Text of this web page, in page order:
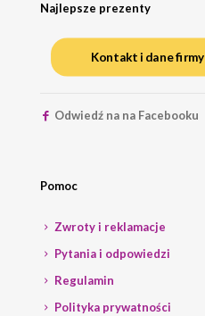
Najlepsze prezenty
Kontakt i dane firmy
Odwiedź na na Facebooku
Pomoc
Zwroty i reklamacje
Pytania i odpowiedzi
Regulamin
Polityka prywatności